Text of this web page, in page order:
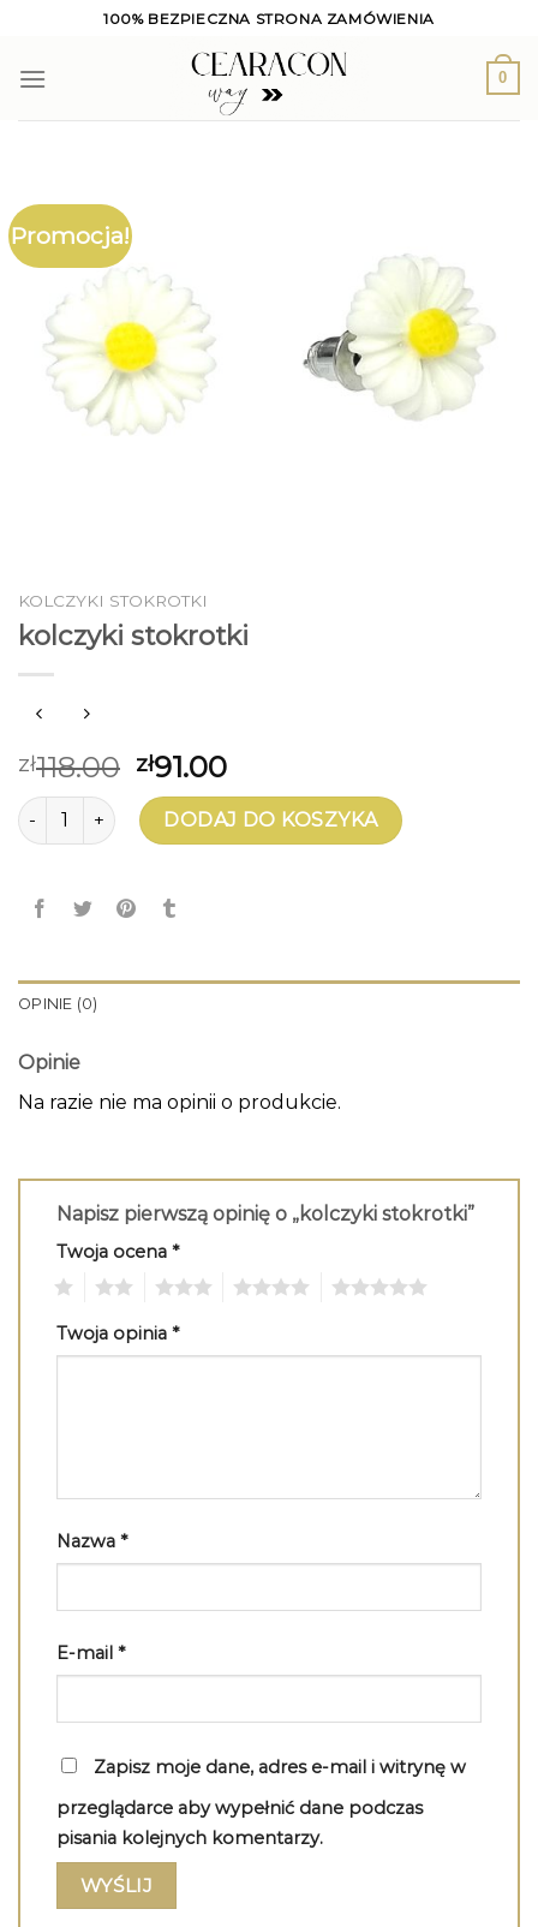
content
100% BEZPIECZNA STRONA ZAMÓWIENIA
0
Promocja!
KOLCZYKI STOKROTKI
kolczyki stokrotki
zł118.00 zł91.00
ilość kolczyki stokrotkiDODAJ DO KOSZYKA
OPINIE (0)
Opinie
Na razie nie ma opinii o produkcie.
Napisz pierwszą opinię o „kolczyki stokrotki”
Twoja ocena *
Twoja opinia *
Nazwa *
E-mail *
Zapisz moje dane, adres e-mail i witrynę w
przeglądarce aby wypełnić dane podczas
pisania kolejnych komentarzy.